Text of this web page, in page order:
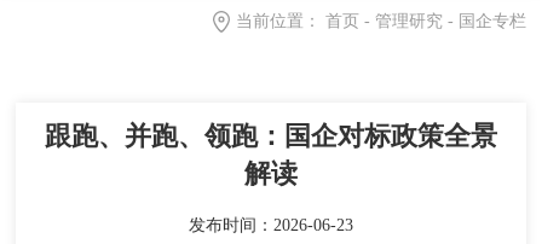
当前位置： 首页- 管理研究 - 国企专栏
跟跑、并跑、领跑：国企对标政策全景
解读
发布时间：2026-06-23